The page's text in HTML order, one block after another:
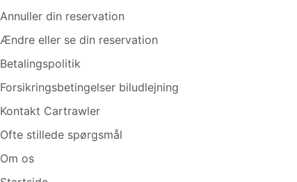
Annuller din reservation
Ændre eller se din reservation
Betalingspolitik
Forsikringsbetingelser biludlejning
Kontakt Cartrawler
Ofte stillede spørgsmål
Om os